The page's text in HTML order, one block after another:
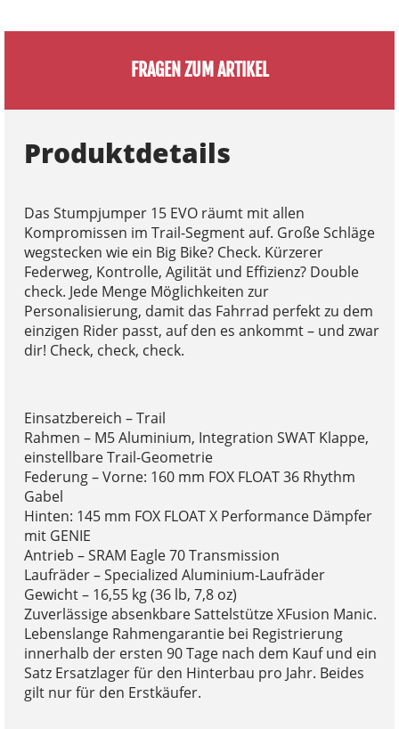
FRAGEN ZUM ARTIKEL
Produktdetails
Das Stumpjumper 15 EVO räumt mit allen
Kompromissen im Trail-Segment auf. Große Schläge
wegstecken wie ein Big Bike? Check. Kürzerer
Federweg, Kontrolle, Agilität und Effizienz? Double
check. Jede Menge Möglichkeiten zur
Personalisierung, damit das Fahrrad perfekt zu dem
einzigen Rider passt, auf den es ankommt – und zwar
dir! Check, check, check.
Einsatzbereich – Trail
Rahmen – M5 Aluminium, Integration SWAT Klappe,
einstellbare Trail-Geometrie
Federung – Vorne: 160 mm FOX FLOAT 36 Rhythm
Gabel
Hinten: 145 mm FOX FLOAT X Performance Dämpfer
mit GENIE
Antrieb – SRAM Eagle 70 Transmission
Laufräder – Specialized Aluminium-Laufräder
Gewicht – 16,55 kg (36 lb, 7,8 oz)
Zuverlässige absenkbare Sattelstütze XFusion Manic.
Lebenslange Rahmengarantie bei Registrierung
innerhalb der ersten 90 Tage nach dem Kauf und ein
Satz Ersatzlager für den Hinterbau pro Jahr. Beides
gilt nur für den Erstkäufer.